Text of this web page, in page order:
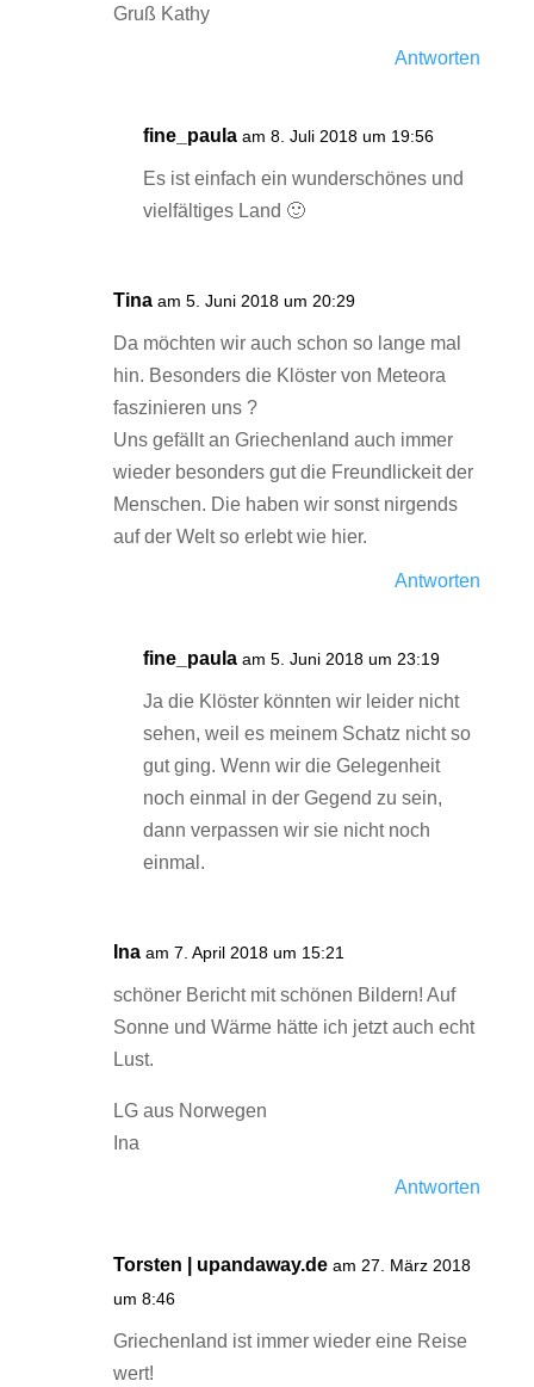
Gruß Kathy
Antworten
fine_paula am 8. Juli 2018 um 19:56
Es ist einfach ein wunderschönes und
vielfältiges Land 🙂
Tina am 5. Juni 2018 um 20:29
Da möchten wir auch schon so lange mal
hin. Besonders die Klöster von Meteora
faszinieren uns ?
Uns gefällt an Griechenland auch immer
wieder besonders gut die Freundlickeit der
Menschen. Die haben wir sonst nirgends
auf der Welt so erlebt wie hier.
Antworten
fine_paula am 5. Juni 2018 um 23:19
Ja die Klöster könnten wir leider nicht
sehen, weil es meinem Schatz nicht so
gut ging. Wenn wir die Gelegenheit
noch einmal in der Gegend zu sein,
dann verpassen wir sie nicht noch
einmal.
Ina am 7. April 2018 um 15:21
schöner Bericht mit schönen Bildern! Auf
Sonne und Wärme hätte ich jetzt auch echt
Lust.
LG aus Norwegen
Ina
Antworten
Torsten | upandaway.de am 27. März 2018
um 8:46
Griechenland ist immer wieder eine Reise
wert!